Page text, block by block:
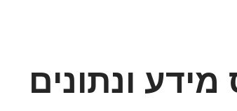
מידע ונתונים